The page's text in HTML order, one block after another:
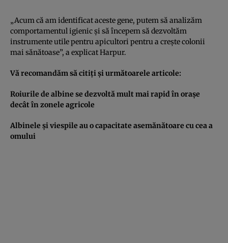
„Acum că am identificat aceste gene, putem să analizăm
comportamentul igienic şi să începem să dezvoltăm
instrumente utile pentru apicultori pentru a creşte colonii
mai sănătoase”, a explicat Harpur.
Vă recomandăm să citiţi şi următoarele articole:
Roiurile de albine se dezvoltă mult mai rapid în oraşe
decât în zonele agricole
Albinele şi viespile au o capacitate asemănătoare cu cea a
omului